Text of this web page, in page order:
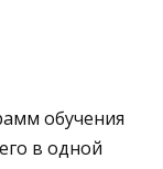
обучения
в одной